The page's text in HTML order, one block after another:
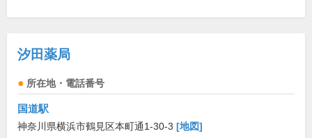
汐田薬局
所在地・電話番号
国道駅
神奈川県横浜市鶴見区本町通1-30-3 [地図]